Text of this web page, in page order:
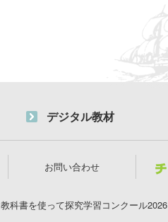
デジタル教材
お問い合わせ
教科書を使って探究学習コンクール2026